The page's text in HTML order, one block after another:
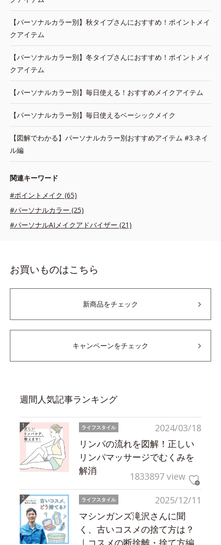
【パーソナルカラー別】秋タイプさんにおすすめ！ポイントメイ
クアイテム
【パーソナルカラー別】冬タイプさんにおすすめ！ポイントメイ
クアイテム
【パーソナルカラー別】毎日使える！おすすめメイクアイテム
【パーソナルカラー別】毎日使えるベーシックメイク
【図解でわかる】パーソナルカラー別おすすめアイテム #3.ネイ
ル編
関連キーワード
#ポイントメイク (65)
#パーソナルカラー (25)
#パーソナルAIメイクアドバイザー (21)
お買いものはこちら
新商品をチェック
キャンペーンをチェック
週間人気記事ランキング
2024/03/18
ライフスタイル
リンパの流れを図解！正しい
リンパマッサージでむくみを
解消
1833897 view
2025/12/11
ライフスタイル
マシンガンズ滝沢さんに聞
く、古いコスメの捨て方は？
｜コスメの断捨離・捨て方編